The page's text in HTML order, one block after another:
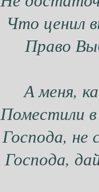
Что ценил
Право
А меня,
Поместили
Господа, не
Господа,